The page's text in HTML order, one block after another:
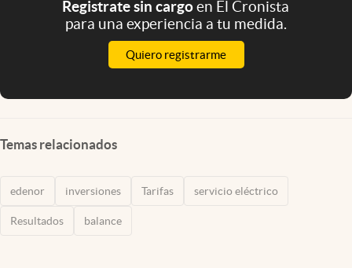
Registrate sin cargoen El Cronista
para una experiencia a tu medida.
Quiero registrarme
Temas relacionados
edenor inversiones Tarifas servicio eléctrico
Resultados balance